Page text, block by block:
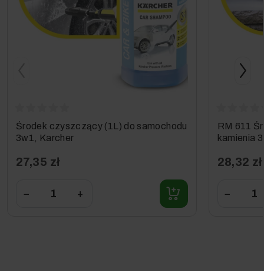
Środek czyszczący (1L) do samochodu
3w1, Karcher
27,35 zł
− +
RM 611
kamienia
28,32 zł
−